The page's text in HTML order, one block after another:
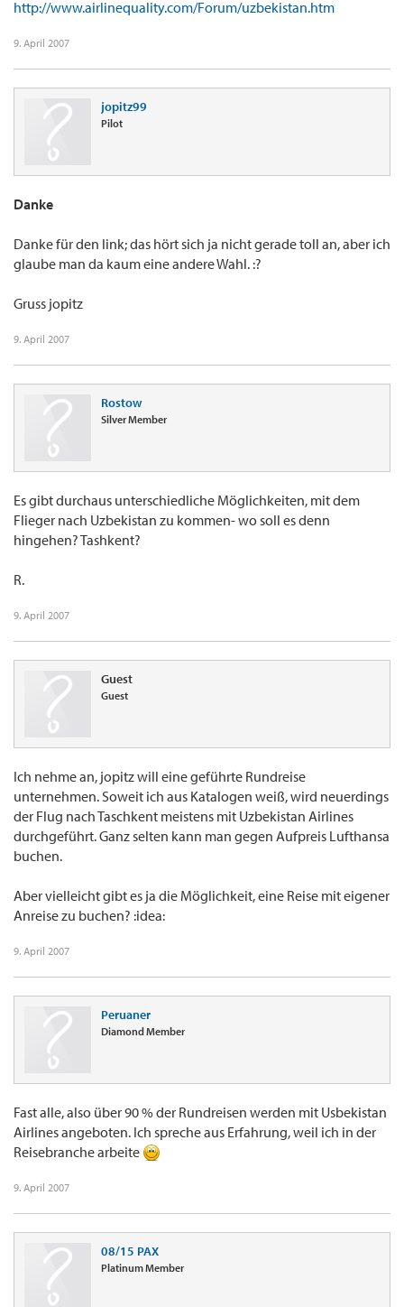
http://www.airlinequality.com/Forum/uzbekistan.htm
9. April 2007
jopitz99
Pilot
Danke
Danke für den link; das hört sich ja nicht gerade toll an, aber ich
glaube man da kaum eine andere Wahl. :?
Gruss jopitz
9. April 2007
Rostow
Silver Member
Es gibt durchaus unterschiedliche Möglichkeiten, mit dem
Flieger nach Uzbekistan zu kommen- wo soll es denn
hingehen? Tashkent?
R.
9. April 2007
Guest
Guest
Ich nehme an, jopitz will eine geführte Rundreise
unternehmen. Soweit ich aus Katalogen weiß, wird neuerdings
der Flug nach Taschkent meistens mit Uzbekistan Airlines
durchgeführt. Ganz selten kann man gegen Aufpreis Lufthansa
buchen.
Aber vielleicht gibt es ja die Möglichkeit, eine Reise mit eigener
Anreise zu buchen? :idea:
9. April 2007
Peruaner
Diamond Member
Fast alle, also über 90 % der Rundreisen werden mit Usbekistan
Airlines angeboten. Ich spreche aus Erfahrung, weil ich in der
Reisebranche arbeite
9. April 2007
08/15 PAX
Platinum Member